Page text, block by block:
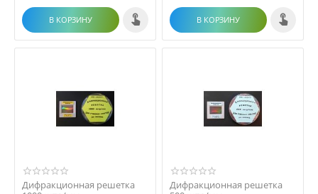
В КОРЗИНУ В КОРЗИНУ
Дифракционная решетка
Дифракционная решетка